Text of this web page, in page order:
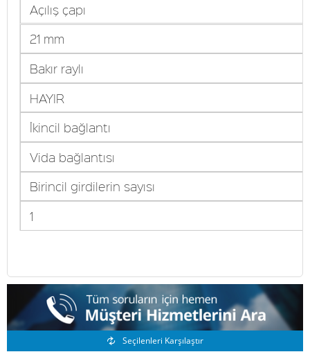
Açılış çapı
21 mm
Bakır raylı
HAYIR
İkincil bağlantı
Vida bağlantısı
Birincil girdilerin sayısı
1
Benzer Ürünler
Seçilenleri Karşılaştır